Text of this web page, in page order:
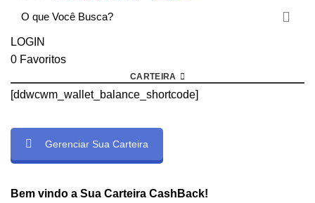
LOGIN
0 Favoritos
CARTEIRA
[ddwcwm_wallet_balance_shortcode]
Gerenciar Sua Carteira
Bem vindo a Sua Carteira CashBack!